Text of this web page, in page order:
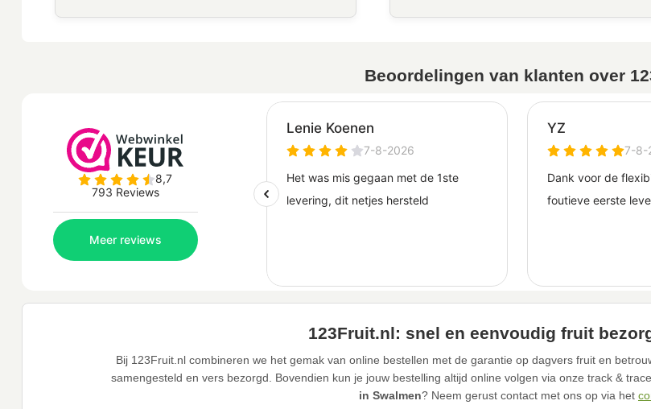
Beoordelingen van klanten over
123Fruit.nl: snel en eenvoudig fruit
Bij 123Fruit.nl combineren we het gemak van online bestellen met de garantie op dagvers fruit en
samengesteld en vers bezorgd. Bovendien kun je jouw bestelling altijd online volgen via onze track &
in Swalmen? Neem gerust contact met ons op via het